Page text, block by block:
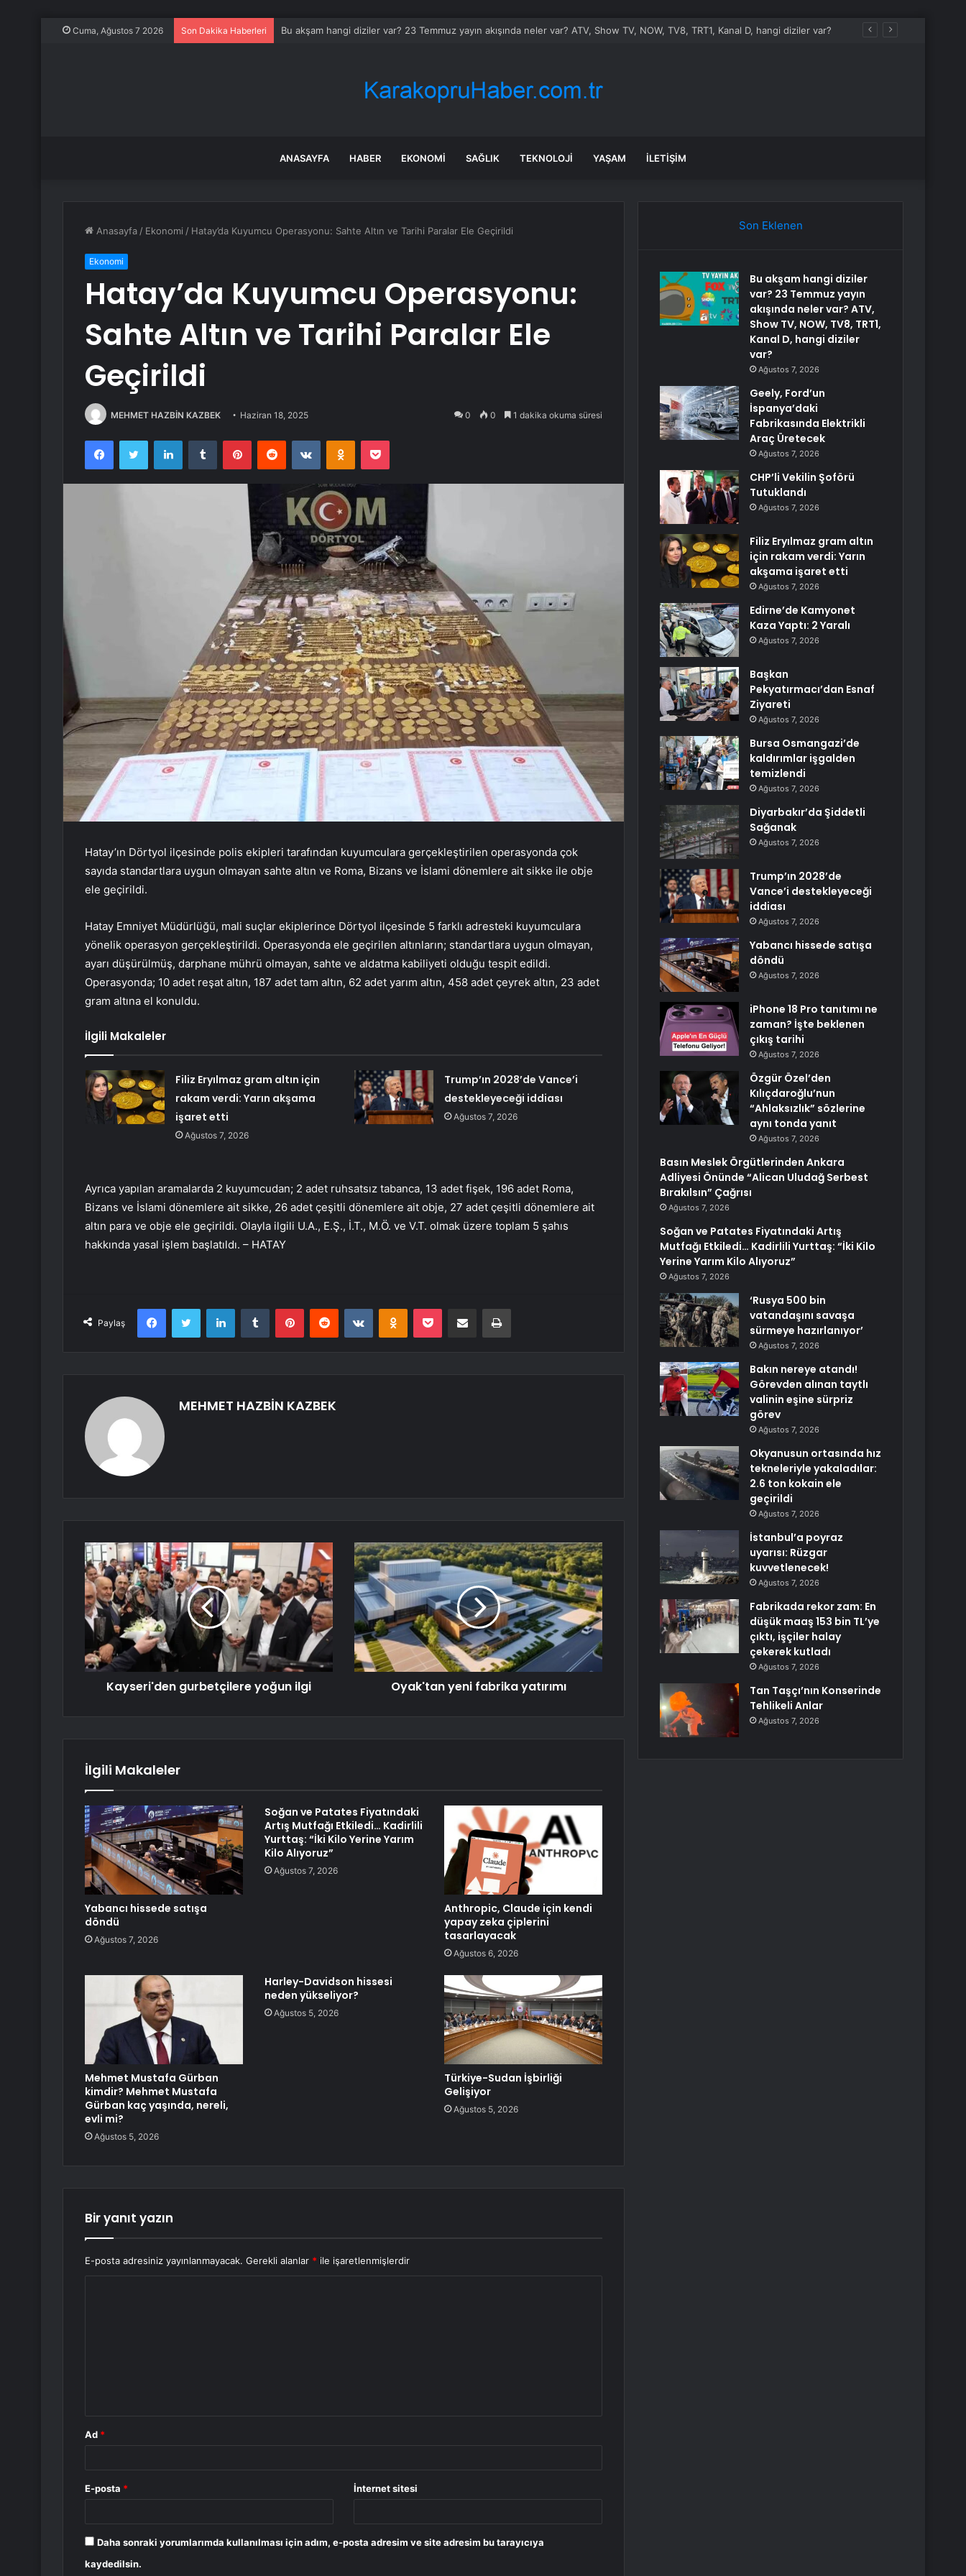
Cuma, Ağustos 7 2026 Son Dakika Haberleri Bu akşam hangi diziler var? 23 Temmuz yayın akışında neler var? ATV, Show TV, NOW, TV8, TRT1, Kanal D, hangi diziler var?
ANASAYFA HABER EKONOMI SAĞLIK TEKNOLOJI YAŞAM İLETIŞIM
Anasayfa / Ekonomi / Hatay’da Kuyumcu Operasyonu: Sahte Altın ve Tarihi Paralar Ele Geçirildi
Ekonomi
Hatay’da Kuyumcu Operasyonu:
Sahte Altın ve Tarihi Paralar Ele
Geçirildi
MEHMET HAZBİN KAZBEK Haziran 18, 2025 0 0 1 dakika okuma süresi
FacebookTwitter LinkedInTumblr PinterestReddit VKontakteOdnoklassniki
Pocket
Hatay’ın Dörtyol ilçesinde polis ekipleri tarafından kuyumculara gerçekleştirilen operasyonda çok
sayıda standartlara uygun olmayan sahte altın ve Roma, Bizans ve İslami dönemlere ait sikke ile obje
ele geçirildi.
Hatay Emniyet Müdürlüğü, mali suçlar ekiplerince Dörtyol ilçesinde 5 farklı adresteki kuyumculara
yönelik operasyon gerçekleştirildi. Operasyonda ele geçirilen altınların; standartlara uygun olmayan,
ayarı düşürülmüş, darphane mührü olmayan, sahte ve aldatma kabiliyeti olduğu tespit edildi.
Operasyonda; 10 adet reşat altın, 187 adet tam altın, 62 adet yarım altın, 458 adet çeyrek altın, 23 adet
gram altına el konuldu.
İlgili Makaleler
Filiz Eryılmaz gram altın için
rakam verdi: Yarın akşama
işaret etti
Ağustos 7, 2026
Trump’ın 2028’de Vance’i
destekleyeceği iddiası
Ağustos 7, 2026
Ayrıca yapılan aramalarda 2 kuyumcudan; 2 adet ruhsatsız tabanca, 13 adet fişek, 196 adet Roma,
Bizans ve İslami dönemlere ait sikke, 26 adet çeşitli dönemlere ait obje, 27 adet çeşitli dönemlere ait
altın para ve obje ele geçirildi. Olayla ilgili U.A., E.Ş., İ.T., M.Ö. ve V.T. olmak üzere toplam 5 şahıs
hakkında yasal işlem başlatıldı. – HATAY
Paylaş
FacebookTwitter LinkedInTumblr PinterestReddit VKontakteOdnoklassniki
Pocket E-Posta ile paylaş Yazdır
MEHMET HAZBİN KAZBEK
Kayseri'den gurbetçilere yoğun ilgi Oyak'tan yeni fabrika yatırımı
İlgili Makaleler
Yabancı hissede satışa
döndü
Ağustos 7, 2026
Soğan ve Patates Fiyatındaki
Artış Mutfağı Etkiledi… Kadirlili
Yurttaş: “İki Kilo Yerine Yarım
Kilo Alıyoruz”
Ağustos 7, 2026
Anthropic, Claude için kendi
yapay zeka çiplerini
tasarlayacak
Ağustos 6, 2026
Mehmet Mustafa Gürban
kimdir? Mehmet Mustafa
Gürban kaç yaşında, nereli,
evli mi?
Ağustos 5, 2026
Harley-Davidson hissesi
neden yükseliyor?
Ağustos 5, 2026
Türkiye-Sudan İşbirliği
Gelişiyor
Ağustos 5, 2026
Bir yanıt yazın
E-posta adresiniz yayınlanmayacak. Gerekli alanlar * ile işaretlenmişlerdir
Ad *
E-posta * İnternet sitesi
Daha sonraki yorumlarımda kullanılması için adım, e-posta adresim ve site adresim bu tarayıcıya
kaydedilsin.
Son Eklenen
Bu akşam hangi diziler
var? 23 Temmuz yayın
akışında neler var? ATV,
Show TV, NOW, TV8, TRT1,
Kanal D, hangi diziler
var?
Ağustos 7, 2026
Geely, Ford’un
İspanya’daki
Fabrikasında Elektrikli
Araç Üretecek
Ağustos 7, 2026
CHP’li Vekilin Şoförü
Tutuklandı
Ağustos 7, 2026
Filiz Eryılmaz gram altın
için rakam verdi: Yarın
akşama işaret etti
Ağustos 7, 2026
Edirne’de Kamyonet
Kaza Yaptı: 2 Yaralı
Ağustos 7, 2026
Başkan
Pekyatırmacı’dan Esnaf
Ziyareti
Ağustos 7, 2026
Bursa Osmangazi’de
kaldırımlar işgalden
temizlendi
Ağustos 7, 2026
Diyarbakır’da Şiddetli
Sağanak
Ağustos 7, 2026
Trump’ın 2028’de
Vance’i destekleyeceği
iddiası
Ağustos 7, 2026
Yabancı hissede satışa
döndü
Ağustos 7, 2026
iPhone 18 Pro tanıtımı ne
zaman? İşte beklenen
çıkış tarihi
Ağustos 7, 2026
Özgür Özel’den
Kılıçdaroğlu’nun
“Ahlaksızlık” sözlerine
aynı tonda yanıt
Ağustos 7, 2026
Basın Meslek Örgütlerinden Ankara
Adliyesi Önünde “Alican Uludağ Serbest
Bırakılsın” Çağrısı
Ağustos 7, 2026
Soğan ve Patates Fiyatındaki Artış
Mutfağı Etkiledi… Kadirlili Yurttaş: “İki Kilo
Yerine Yarım Kilo Alıyoruz”
Ağustos 7, 2026
‘Rusya 500 bin
vatandaşını savaşa
sürmeye hazırlanıyor’
Ağustos 7, 2026
Bakın nereye atandı!
Görevden alınan taytlı
valinin eşine sürpriz
görev
Ağustos 7, 2026
Okyanusun ortasında hız
tekneleriyle yakaladılar:
2.6 ton kokain ele
geçirildi
Ağustos 7, 2026
İstanbul’a poyraz
uyarısı: Rüzgar
kuvvetlenecek!
Ağustos 7, 2026
Fabrikada rekor zam: En
düşük maaş 153 bin TL’ye
çıktı, işçiler halay
çekerek kutladı
Ağustos 7, 2026
Tan Taşçı’nın Konserinde
Tehlikeli Anlar
Ağustos 7, 2026